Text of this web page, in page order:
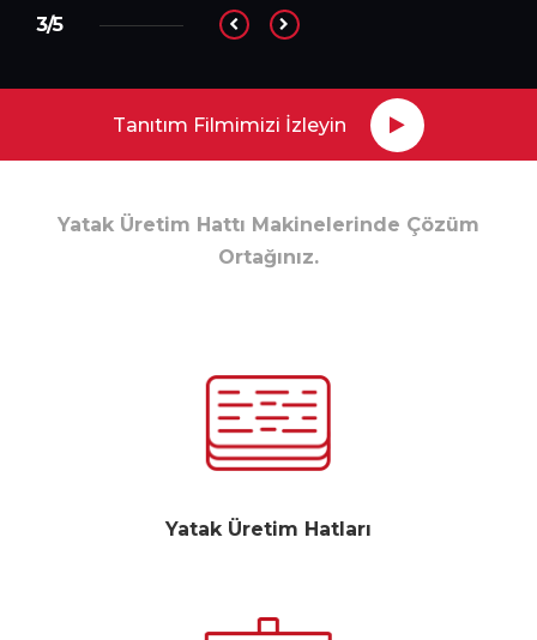
Tanıtım Filmimizi İzleyin
3/5
Yatak Üretim Hattı Makinelerinde Çözüm
Ortağınız.
Yatak Üretim Hatları